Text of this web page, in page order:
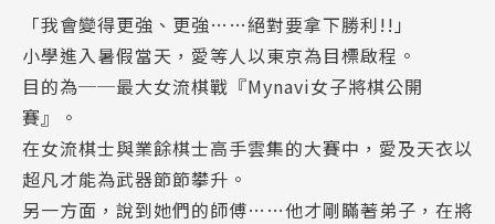
「我會變得更強、更強……絕對要拿下勝利!!」
小學進入暑假當天，愛等人以東京為目標啟程。
目的為──最大女流棋戰『Mynavi女子將棋公開
賽』。
在女流棋士與業餘棋士高手雲集的大賽中，愛及天衣以
超凡才能為武器節節攀升。
另一方面，說到她們的師傅……他才剛瞞著弟子，在將